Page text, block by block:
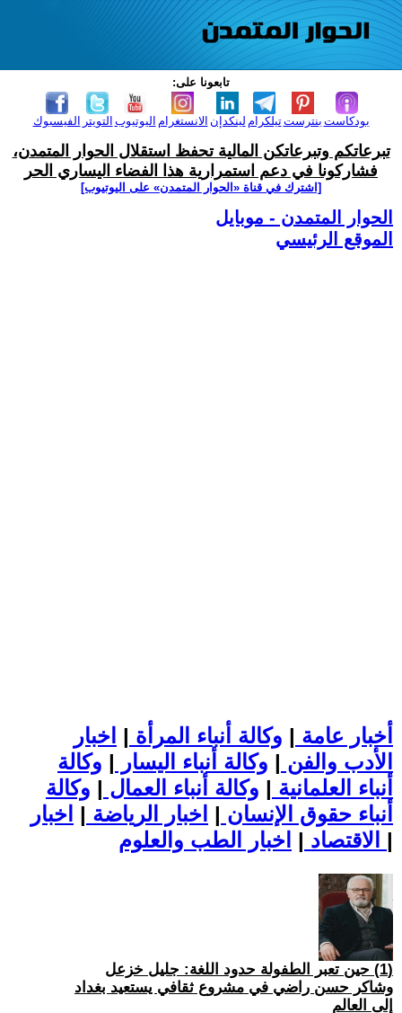
تابعونا على:
الفيسبوك التويتر اليوتيوب الانستغرام لينكدإن تيلكرامبنترست بودكاست
تبرعاتكم وتبرعاتكن المالية تحفظ استقلال الحوار المتمدن،
فشاركونا في دعم استمرارية هذا الفضاء اليساري الحر
[اشترك في قناة ‫«الحوار المتمدن» على اليوتيوب]
الحوار المتمدن - موبايل
الموقع الرئيسي
أخبار عامة | وكالة أنباء المرأة | اخبار
الأدب والفن | وكالة أنباء اليسار | وكالة
أنباء العلمانية | وكالة أنباء العمال | وكالة
أنباء حقوق الإنسان | اخبار الرياضة | اخبار
الاقتصاد | |
(1) حين تعبر الطفولة حدود اللغة: جليل خزعل
وشاكر حسن راضي في مشروع ثقافي يستعيد بغداد
إلى العالم